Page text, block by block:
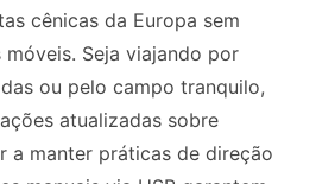
cênicas da Europa sem
Seja viajando por
ou pelo campo tranquilo,
atualizadas sobre
a manter práticas de direção